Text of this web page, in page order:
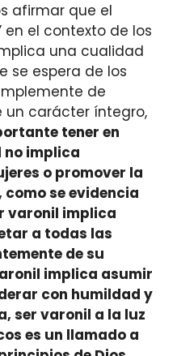
afirmar que el
en el contexto de los
una cualidad
se espera de los
de
un carácter íntegro,
tener en
no implica
o promover la
como se evidencia
varonil implica
a todas las
de su
implica asumir
con humildad y
ser varonil a la luz
es un llamado a